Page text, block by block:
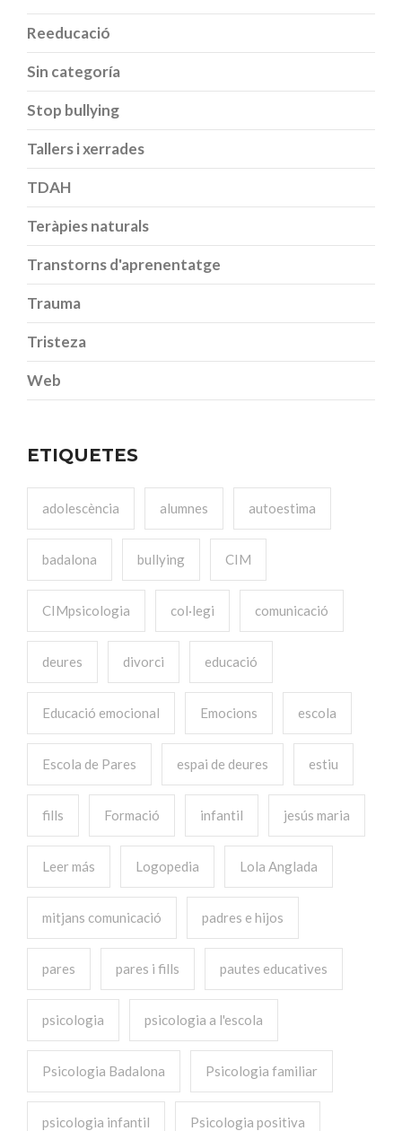
Reeducació
Sin categoría
Stop bullying
Tallers i xerrades
TDAH
Teràpies naturals
Transtorns d'aprenentatge
Trauma
Tristeza
Web
ETIQUETES
adolescència alumnes autoestima
badalona bullying CIM
CIMpsicologia col·legi comunicació
deures divorci educació
Educació emocional Emocions escola
Escola de Pares espai de deures estiu
fills Formació infantil jesús maria
Leer más Logopedia Lola Anglada
mitjans comunicació padres e hijos
pares pares i fills pautes educatives
psicologia psicologia a l'escola
Psicologia Badalona Psicologia familiar
psicologia infantil Psicologia positiva